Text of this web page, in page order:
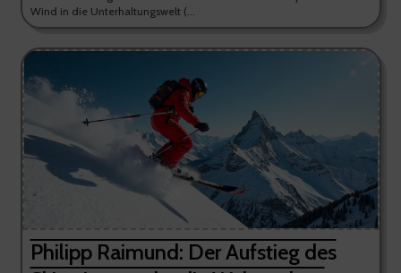
Wind in die Unterhaltungswelt (...
Philipp Raimund: Der Aufstieg des